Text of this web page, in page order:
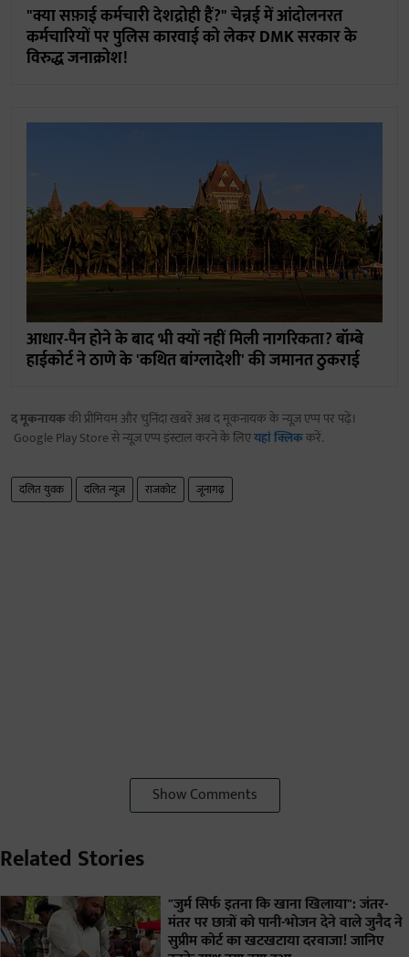
"क्या सफ़ाई कर्मचारी देशद्रोही हैं?" चेन्नई में आंदोलनरत
कर्मचारियों पर पुलिस कारवाई को लेकर DMK सरकार के
विरुद्ध जनाक्रोश!
आधार-पैन होने के बाद भी क्यों नहीं मिली नागरिकता? बॉम्बे
हाईकोर्ट ने ठाणे के 'कथित बांग्लादेशी' की जमानत ठुकराई
द मूकनायककी प्रीमियम और चुनिंदा खबरें अब द मूकनायक के न्यूज़ एप्प पर पढ़ें।
Google Play Store से न्यूज़ एप्प इंस्टाल करने के लिएयहां क्लिककरें.
दलित युवक दलित न्यूज़ राजकोट जूनागढ़
Show Comments
Related Stories
"जुर्म सिर्फ इतना कि खाना खिलाया": जंतर-
मंतर पर छात्रों को पानी-भोजन देने वाले जुनैद ने
सुप्रीम कोर्ट का खटखटाया दरवाजा! जानिए